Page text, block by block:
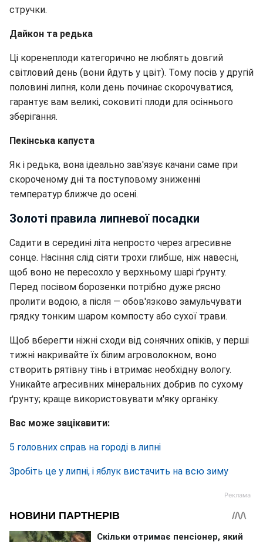
стручки.
Дайкон та редька
Ці коренеплоди категорично не люблять довгий
світловий день (вони йдуть у цвіт). Тому посів у другій
половині липня, коли день починає скорочуватися,
гарантує вам великі, соковиті плоди для осіннього
зберігання.
Пекінська капуста
Як і редька, вона ідеально зав'язує качани саме при
скороченому дні та поступовому зниженні
температур ближче до осені.
Золоті правила липневої посадки
Садити в середині літа непросто через агресивне
сонце. Насіння слід сіяти трохи глибше, ніж навесні,
щоб воно не пересохло у верхньому шарі ґрунту.
Перед посівом борозенки потрібно дуже рясно
пролити водою, а після — обов'язково замульчувати
грядку тонким шаром компосту або сухої трави.
Щоб вберегти ніжні сходи від сонячних опіків, у перші
тижні накривайте їх білим агроволокном, воно
створить рятівну тінь і втримає необхідну вологу.
Уникайте агресивних мінеральних добрив по сухому
ґрунту; краще використовувати м'яку органіку.
Вас може зацікавити:
5 головних справ на городі в липні
Зробіть це у липні, і яблук вистачить на всю зиму